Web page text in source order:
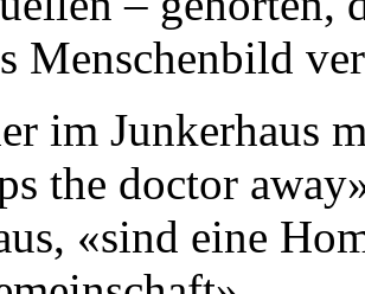
Menschenbild
im Junkerhaus
the doctor
«sind eine